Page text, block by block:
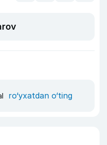
ro‘yxatdan o‘ting